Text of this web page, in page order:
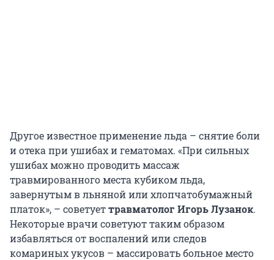
Другое известное применение льда – снятие боли
и отека при ушибах и гематомах. «При сильных
ушибах можно проводить массаж
травмированного места кубиком льда,
завернутым в льняной или хлопчатобумажный
платок», – советуеттравматолог Игорь Лузанок.
Некоторые врачи советуют таким образом
избавляться от воспалений или следов
комариных укусов – массировать больное место